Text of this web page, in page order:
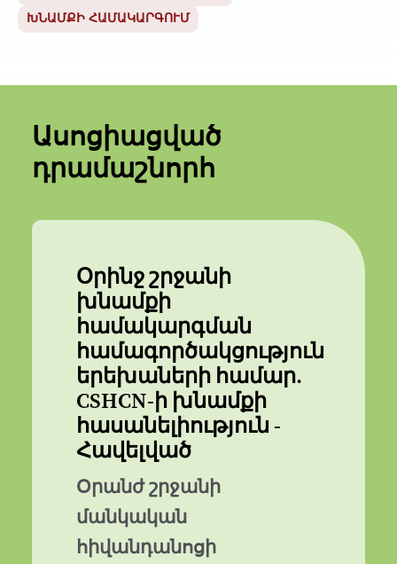
ԽՆԱՄՔԻ ՀԱՄԱԿԱՐԳՈՒՄ
Ասոցիացված
դրամաշնորհ
Օրինջ շրջանի
խնամքի
համակարգման
համագործակցություն
երեխաների համար.
CSHCN-ի խնամքի
հասանելիություն -
Հավելված
Օրանժ շրջանի
մանկական
հիվանդանոցի